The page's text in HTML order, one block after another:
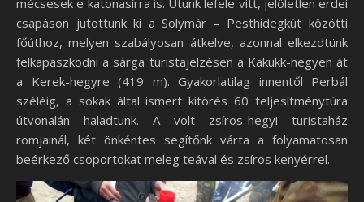
mécsesek e katonasírra is. Utunk lefele vitt, jelöletlen erdei
csapáson jutottunk ki a Solymár – Pesthidegkút közötti
főúthoz, melyen szabályosan átkelve, azonnal elkezdtünk
felkapaszkodni a sárga turistajelzésen a Kakukk-hegyen át
a Kerek-hegyre (419 m). Gyakorlatilag innentől Perbál
széléig, a sokak által ismert kitörés 60 teljesítménytúra
útvonalán haladtunk. A volt zsíros-hegyi turistaház
romjainál, két önkéntes segítőnk várta a folyamatosan
beérkező csoportokat meleg teával és zsíros kenyérrel.